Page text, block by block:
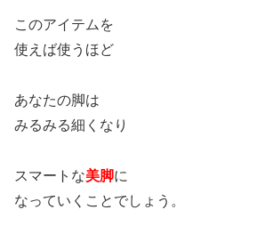
このアイテムを
使えば使うほど
あなたの脚は
みるみる細くなり
スマートな美脚に
なっていくことでしょう。